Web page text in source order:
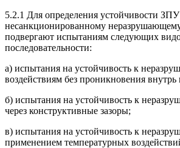
5.2.1 Для определения устойчивости
несанкционированному
подвергают испытаниям следующих
последовательности:
а) испытания на устойчивость к
воздействиям без проникновения
б) испытания на устойчивость к
через конструктивные зазоры;
в) испытания на устойчивость к
применением температурных